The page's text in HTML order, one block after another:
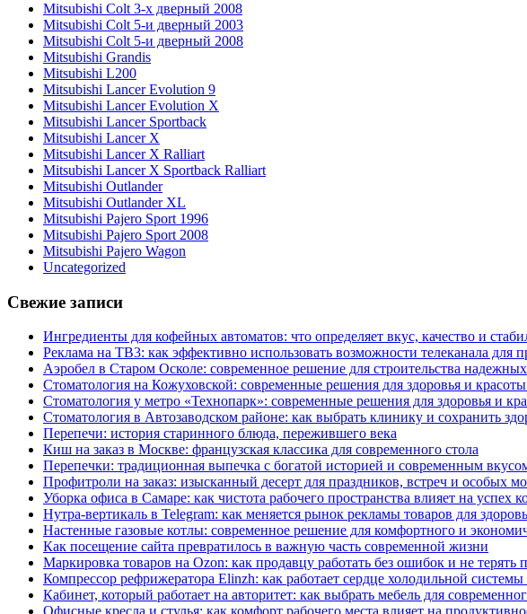
Mitsubishi Colt 3-х дверный 2008
Mitsubishi Colt 5-и дверный 2003
Mitsubishi Colt 5-и дверный 2008
Mitsubishi Grandis
Mitsubishi L200
Mitsubishi Lancer Evolution 9
Mitsubishi Lancer Evolution X
Mitsubishi Lancer Sportback
Mitsubishi Lancer X
Mitsubishi Lancer X Ralliart
Mitsubishi Lancer X Sportback Ralliart
Mitsubishi Outlander
Mitsubishi Outlander XL
Mitsubishi Pajero Sport 1996
Mitsubishi Pajero Sport 2008
Mitsubishi Pajero Wagon
Uncategorized
Свежие записи
Ингредиенты для кофейных автоматов: что определяет вкус, качество и
Реклама на ТВ3: как эффективно использовать возможности телеканала для
Аэробел в Старом Осколе: современное решение для строительства
Стоматология на Кожуховской: современные решения для здоровья и
Стоматология у метро «Технопарк»: современные решения для здоровья и
Стоматология в Автозаводском районе: как выбрать клинику и сохранить
Перепечи: история старинного блюда, пережившего века
Киш на заказ в Москве: французская классика для современного стола
Перепечки: традиционная выпечка с богатой историей и современным
Профитроли на заказ: изысканный десерт для праздников, встреч и особых
Уборка офиса в Самаре: как чистота рабочего пространства влияет на успех
Нутра-вертикаль в Telegram: как меняется рынок рекламы товаров для
Настенные газовые котлы: современное решение для комфортного и
Как посещение сайта превратилось в важную часть современной жизни
Маркировка товаров на Ozon: как продавцу работать без ошибок и не терять
Компрессор рефрижератора Elinzh: как работает сердце холодильной
Кабинет, который работает на авторитет: как выбрать мебель для